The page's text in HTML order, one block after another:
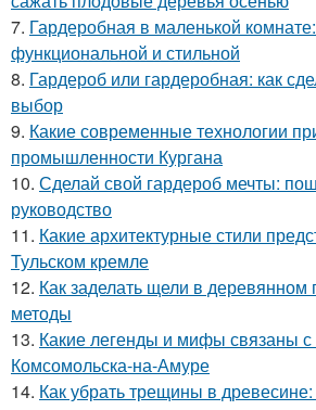
7. Гардеробная в маленькой
функциональной и стильной
8. Гардероб или гардеробная: как
выбор
9. Какие современные технологии
промышленности Кургана
10. Сделай свой гардероб мечты:
руководство
11. Какие архитектурные стили
Тульском кремле
12. Как заделать щели в
методы
13. Какие легенды и мифы связаны с
Комсомольска-на-Амуре
14. Как убрать трещины в древесине: